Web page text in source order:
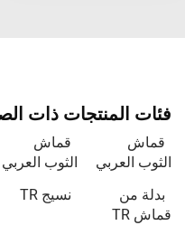
فئات المنتجات ذات
قماش
الثوب العربي
قماش
الثوب العربي
بدلة من
قماش TR
نسيج TR